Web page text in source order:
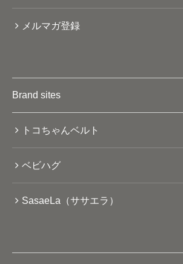
メルマガ登録
Brand sites
トコちゃんベルト
ベビハグ
SasaeLa（ササエラ）